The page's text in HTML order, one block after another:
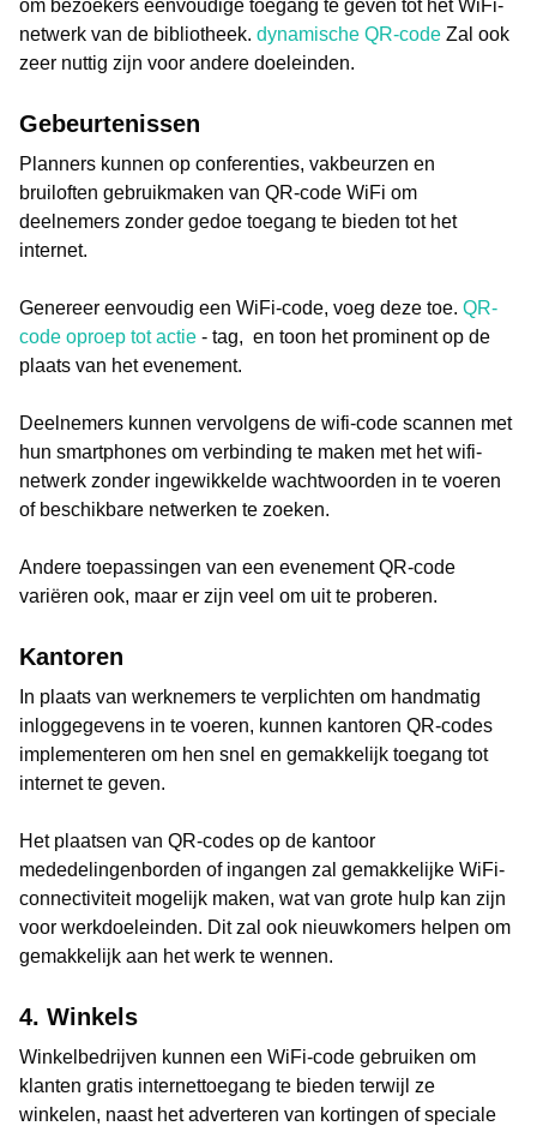
om bezoekers eenvoudige toegang te geven tot het WiFi-
netwerk van de bibliotheek. dynamische QR-code Zal ook
zeer nuttig zijn voor andere doeleinden.
Gebeurtenissen
Planners kunnen op conferenties, vakbeurzen en
bruiloften gebruikmaken van QR-code WiFi om
deelnemers zonder gedoe toegang te bieden tot het
internet.
Genereer eenvoudig een WiFi-code, voeg deze toe. QR-
code oproep tot actie - tag, en toon het prominent op de
plaats van het evenement.
Deelnemers kunnen vervolgens de wifi-code scannen met
hun smartphones om verbinding te maken met het wifi-
netwerk zonder ingewikkelde wachtwoorden in te voeren
of beschikbare netwerken te zoeken.
Andere toepassingen van een evenement QR-code
variëren ook, maar er zijn veel om uit te proberen.
Kantoren
In plaats van werknemers te verplichten om handmatig
inloggegevens in te voeren, kunnen kantoren QR-codes
implementeren om hen snel en gemakkelijk toegang tot
internet te geven.
Het plaatsen van QR-codes op de kantoor
mededelingenborden of ingangen zal gemakkelijke WiFi-
connectiviteit mogelijk maken, wat van grote hulp kan zijn
voor werkdoeleinden. Dit zal ook nieuwkomers helpen om
gemakkelijk aan het werk te wennen.
4. Winkels
Winkelbedrijven kunnen een WiFi-code gebruiken om
klanten gratis internettoegang te bieden terwijl ze
winkelen, naast het adverteren van kortingen of speciale